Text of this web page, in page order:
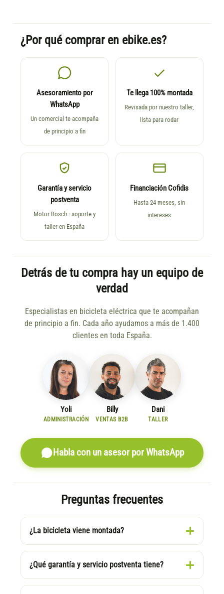
¿Por qué comprar en ebike.es?
Asesoramiento por
WhatsApp
Un comercial te acompaña
de principio a fin
Te llega 100% montada
Revisada por nuestro taller,
lista para rodar
Garantía y servicio
postventa
Motor Bosch · soporte y
taller en España
Financiación Cofidis
Hasta 24 meses, sin
intereses
Detrás de tu compra hay un equipo de
verdad
Especialistas en bicicleta eléctrica que te acompañan
de principio a fin. Cada año ayudamos a más de 1.400
clientes en toda España.
Yoli
ADMINISTRACIÓN
Billy
VENTAS B2B
Dani
TALLER
Habla con un asesor por WhatsApp
Preguntas frecuentes
¿La bicicleta viene montada?
¿Qué garantía y servicio postventa tiene?